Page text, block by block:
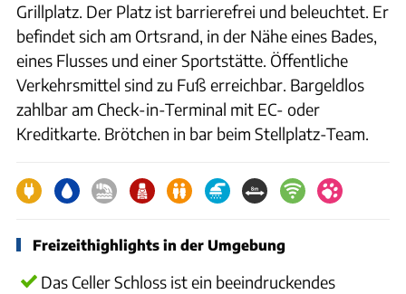
Grillplatz. Der Platz ist barrierefrei und beleuchtet. Er
befindet sich am Ortsrand, in der Nähe eines Bades,
eines Flusses und einer Sportstätte. Öffentliche
Verkehrsmittel sind zu Fuß erreichbar. Bargeldlos
zahlbar am Check-in-Terminal mit EC- oder
Kreditkarte. Brötchen in bar beim Stellplatz-Team.
Freizeithighlights in der Umgebung
Das Celler Schloss ist ein beeindruckendes